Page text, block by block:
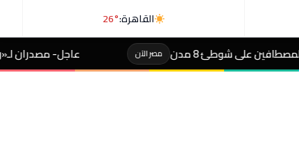
القاهرة:26°
مصر الآن عاجل- مصدران لـ«رويترز»: السعودية